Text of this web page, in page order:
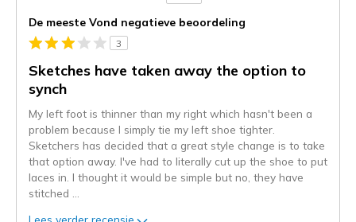
content
wordt
momenteel
gemigreerd
naar
niejee
page_id.
kunt
de
status
van
De meeste Vond negatieve beoordeling
3
Sketches have taken away the option to
synch
My left foot is thinner than my right which hasn't been a
problem because I simply tie my left shoe tighter.
Sketchers has decided that a great style change is to take
that option away. I've had to literally cut up the shoe to put
laces in. I thought it would be simple but no, they have
stitched
Lees verder recensie